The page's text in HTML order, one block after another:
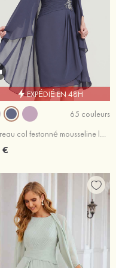
EXPÉDIÉ EN 48H
65 couleurs
Fourreau col festonné mousseline longueur genou robe de mère de la mariée avec veste
€